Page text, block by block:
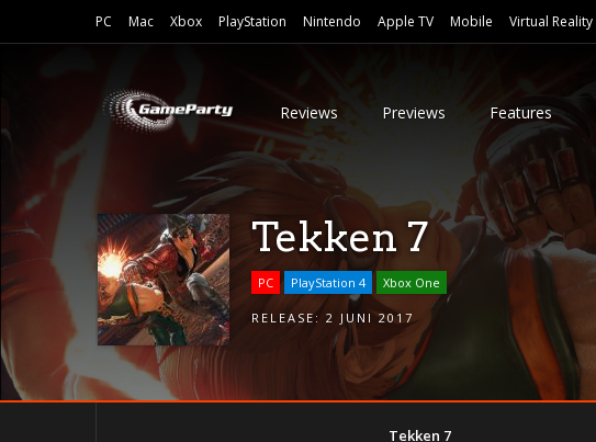
PC Mac Xbox PlayStation Nintendo Apple TV Mobile Virtual Reality
Reviews Previews Features
Tekken 7
PC PlayStation 4 Xbox One
RELEASE: 2 JUNI 2017
Tekken 7